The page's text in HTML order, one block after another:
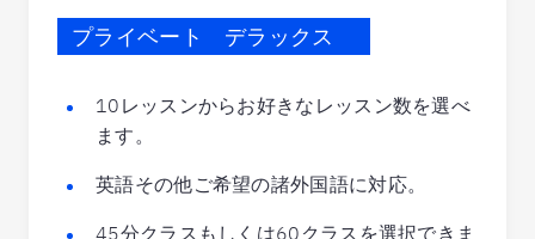
プライベート デラックス
10レッスンからお好きなレッスン数を選べ
ます。
英語その他ご希望の諸外国語に対応。
45分クラスもしくは60クラスを選択できま